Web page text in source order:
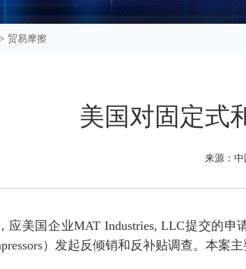
贸易摩擦
美国对固定式
来源：中
应美国企业MAT Industries, LLC提交的申
）发起反倾销和反补贴调查。本案